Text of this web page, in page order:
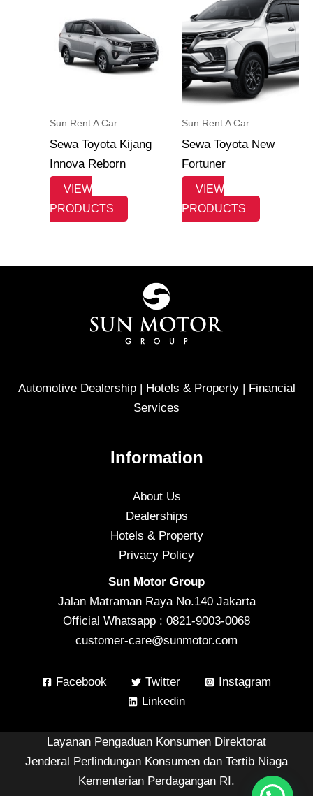
Sun Rent A Car
Sewa Toyota Kijang
Innova Reborn
VIEW
PRODUCTS
Sun Rent A Car
Sewa Toyota New
Fortuner
VIEW
PRODUCTS
Automotive Dealership | Hotels & Property | Financial
Services
Information
About Us
Dealerships
Hotels & Property
Privacy Policy
Sun Motor Group
Jalan Matraman Raya No.140 Jakarta
Official Whatsapp : 0821-9003-0068
customer-care@sunmotor.com
Facebook Twitter
Instagram
Linkedin
Layanan Pengaduan Konsumen Direktorat
Jenderal Perlindungan Konsumen dan Tertib Niaga
Kementerian Perdagangan RI.